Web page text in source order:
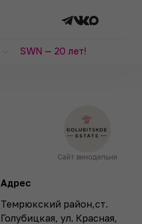
SWN — 20 лет!
Сайт винодельни
Адрес
Темрюкский район,ст.
Голубицкая, ул. Красная,